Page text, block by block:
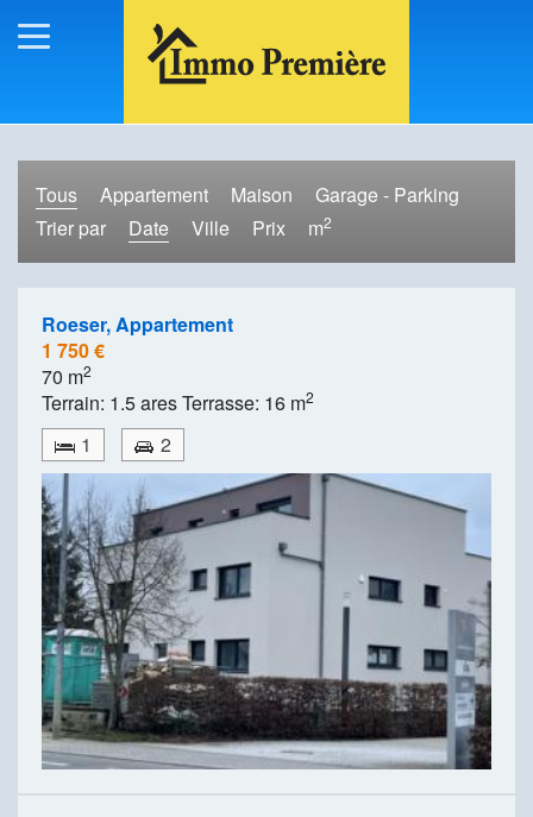
Tous Appartement Maison
Garage - Parking
Trier par
Date Ville Prix m2
Roeser, Appartement
1 750 €
70 m2
Terrain: 1.5 ares Terrasse: 16 m2
1 2